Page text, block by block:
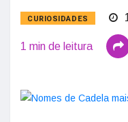
CURIOSIDADES
1 min de leitura